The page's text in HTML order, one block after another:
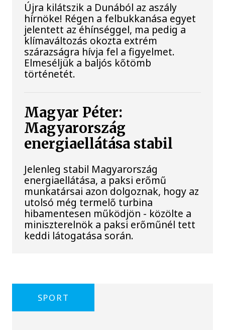
Újra kilátszik a Dunából az aszály
hírnöke! Régen a felbukkanása egyet
jelentett az éhínséggel, ma pedig a
klímaváltozás okozta extrém
szárazságra hívja fel a figyelmet.
Elmeséljük a baljós kőtömb
történetét.
Magyar Péter:
Magyarország
energiaellátása stabil
Jelenleg stabil Magyarország
energiaellátása, a paksi erőmű
munkatársai azon dolgoznak, hogy az
utolsó még termelő turbina
hibamentesen működjön - közölte a
miniszterelnök a paksi erőműnél tett
keddi látogatása során.
SPORT